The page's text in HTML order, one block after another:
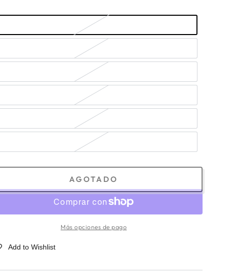
AGOTADO
Más opciones de pago
Add to Wishlist